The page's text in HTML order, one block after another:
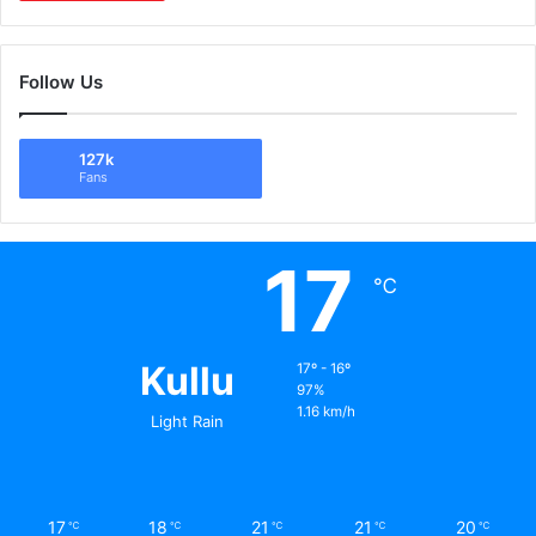
Follow Us
127k
Fans
Kullu
Light Rain
17 ℃
17º - 16º
97%
1.16 km/h
17 ℃ 18 ℃ 21 ℃ 21 ℃ 20 ℃